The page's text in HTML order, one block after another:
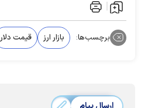
برچسب‌ها: بازار ارز قیمت دلار